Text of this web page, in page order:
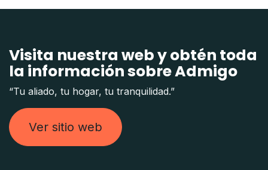
Visita nuestra web y obtén toda
la información sobre Admigo
“Tu aliado, tu hogar, tu tranquilidad.”
Ver sitio web